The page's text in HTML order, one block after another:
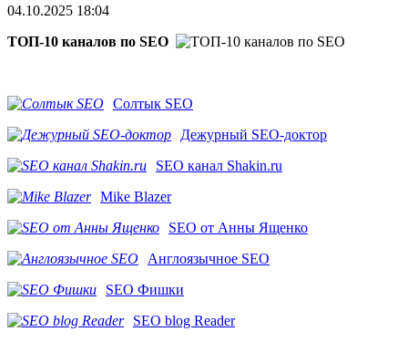
04.10.2025 18:04
ТОП-10 каналов по SEO
Солтык SEO
Дежурный SEO-доктор
SEO канал Shakin.ru
Mike Blazer
SEO от Анны Ященко
Англоязычное SEO
SEO Фишки
SEO blog Reader